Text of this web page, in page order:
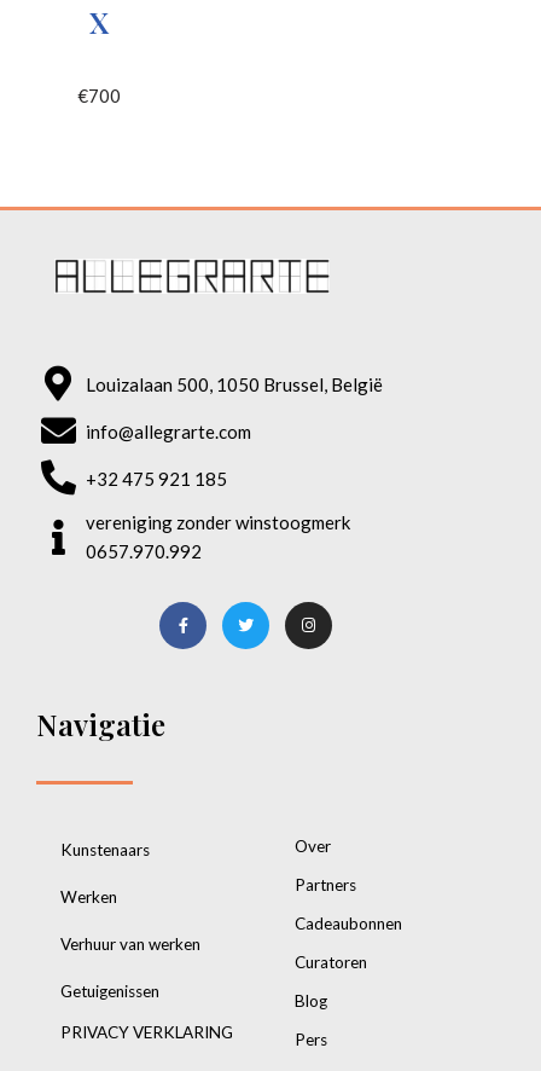
X
€700
Louizalaan 500, 1050 Brussel, België
info@allegrarte.com
+32 475 921 185
vereniging zonder winstoogmerk
0657.970.992
Navigatie
Kunstenaars
Werken
Verhuur van werken
Getuigenissen
PRIVACY VERKLARING
Over
Partners
Cadeaubonnen
Curatoren
Blog
Pers